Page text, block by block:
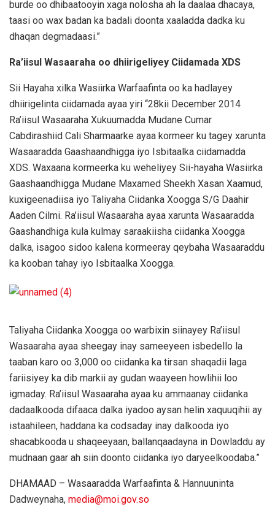
burde oo dhibaatooyin xaga nolosha ah la daalaa dhacaya,
taasi oo wax badan ka badali doonta xaaladda dadka ku
dhaqan degmadaasi.”
Ra’iisul Wasaaraha oo dhiirigeliyey Ciidamada XDS
Sii Hayaha xilka Wasiirka Warfaafinta oo ka hadlayey
dhiirigelinta ciidamada ayaa yiri “28kii December 2014
Ra’iisul Wasaaraha Xukuumadda Mudane Cumar
Cabdirashiid Cali Sharmaarke ayaa kormeer ku tagey xarunta
Wasaaradda Gaashaandhigga iyo Isbitaalka ciidamadda
XDS. Waxaana kormeerka ku weheliyey Sii-hayaha Wasiirka
Gaashaandhigga Mudane Maxamed Sheekh Xasan Xaamud,
kuxigeenadiisa iyo Taliyaha Ciidanka Xoogga S/G Daahir
Aaden Cilmi. Ra’iisul Wasaaraha ayaa xarunta Wasaaradda
Gaashandhiga kula kulmay saraakiisha ciidanka Xoogga
dalka, isagoo sidoo kalena kormeeray qeybaha Wasaaraddu
ka kooban tahay iyo Isbitaalka Xoogga.
Taliyaha Ciidanka Xoogga oo warbixin siinayey Ra’iisul
Wasaaraha ayaa sheegay inay sameeyeen isbedello la
taaban karo oo 3,000 oo ciidanka ka tirsan shaqadii laga
fariisiyey ka dib markii ay gudan waayeen howlihii loo
igmaday. Ra’iisul Wasaaraha ayaa ku ammaanay ciidanka
dadaalkooda difaaca dalka iyadoo aysan helin xaquuqihii ay
istaahileen, haddana ka codsaday inay dalkooda iyo
shacabkooda u shaqeeyaan, ballanqaadayna in Dowladdu ay
mudnaan gaar ah siin doonto ciidanka iyo daryeelkoodaba.”
DHAMAAD – Wasaaradda Warfaafinta & Hannuuninta
Dadweynaha, media@moi.gov.so